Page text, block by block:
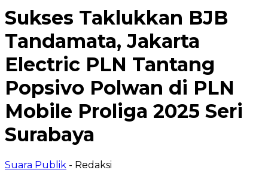
Sukses Taklukkan BJB
Tandamata, Jakarta
Electric PLN Tantang
Popsivo Polwan di PLN
Mobile Proliga 2025 Seri
Surabaya
Suara Publik - Redaksi